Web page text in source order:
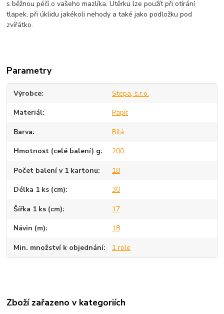
s běžnou péčí o vašeho mazlíka. Utěrku lze použít při otírání
tlapek, při úklidu jakékoli nehody a také jako podložku pod
zvířátko.
Parametry
Výrobce Stepa, s.r.o.
Materiál Papír
Barva Bílá
Hmotnost (celé balení) g 200
Počet balení v 1 kartonu 18
Délka 1 ks (cm) 30
Šířka 1 ks (cm) 17
Návin (m) 18
Min. množství k objednání 1 role
Zboží zařazeno v kategoriích